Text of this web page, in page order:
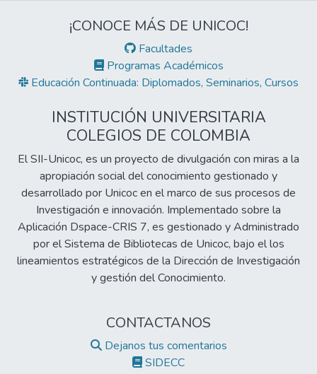
¡CONOCE MÁS DE UNICOC!
Facultades
Programas Académicos
Educación Continuada: Diplomados, Seminarios, Cursos
INSTITUCIÓN UNIVERSITARIA
COLEGIOS DE COLOMBIA
El SII-Unicoc, es un proyecto de divulgación con miras a la
apropiación social del conocimiento gestionado y
desarrollado por Unicoc en el marco de sus procesos de
Investigación e innovación. Implementado sobre la
Aplicación Dspace-CRIS 7, es gestionado y Administrado
por el Sistema de Bibliotecas de Unicoc, bajo el los
lineamientos estratégicos de la Dirección de Investigación
y gestión del Conocimiento.
CONTACTANOS
Dejanos tus comentarios
SIDECC